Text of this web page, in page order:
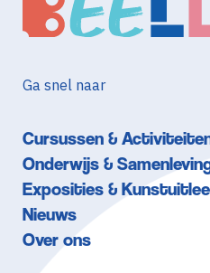
Ga snel naar
Cursussen &
Onderwijs &
Exposities &
Nieuws
Over ons